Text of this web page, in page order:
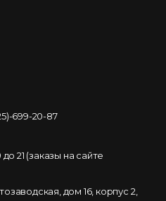
699-20-87
21 (заказы на сайте
дом 16, корпус 2,